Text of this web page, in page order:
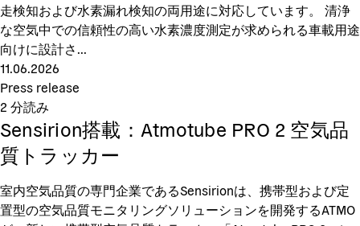
走検知および水素漏れ検知の両用途に対応しています。 清浄
な空気中での信頼性の高い水素濃度測定が求められる車載用途
向けに設計さ...
11.06.2026
Press release
2 分読み
Sensirion搭載：Atmotube PRO 2 空気品
質トラッカー
室内空気品質の専門企業であるSensirionは、携帯型および定
置型の空気品質モニタリングソリューションを開発するATMO